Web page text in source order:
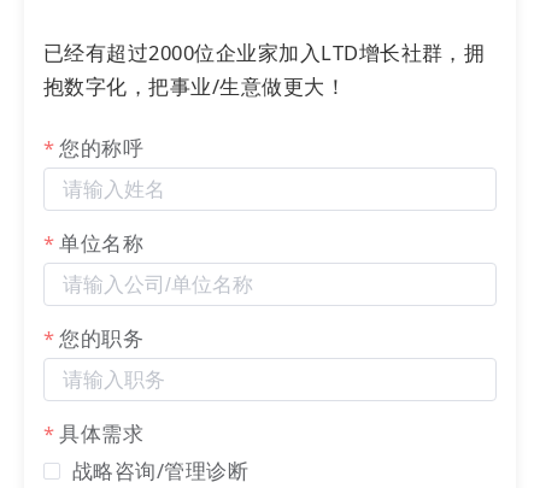
2) 申请退款界面样式优化
在移动端商城中，申请退款的界面与流程也做了相应
优化，增加了更多信息的提交与展示。
已经有超过2000位企业家加入LTD增长社群，拥
抱数字化，把事业/生意做更大！
您的称呼
单位名称
您的职务
具体需求
战略咨询/管理诊断